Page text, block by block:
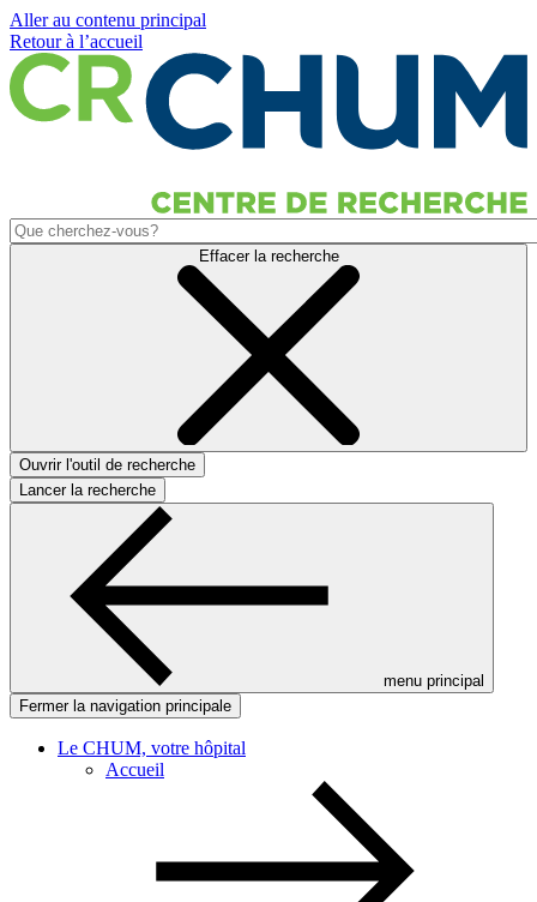
Aller au contenu principal
Retour à l’accueil
Effacer la recherche
Ouvrir l'outil de recherche
Lancer la recherche
menu principal
Fermer la navigation principale
Le CHUM, votre hôpital
Accueil